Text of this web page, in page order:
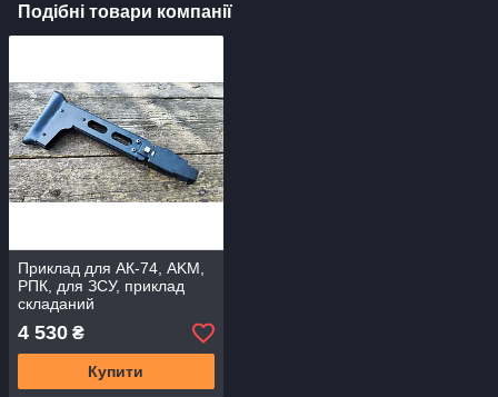
Подібні товари компанії
Приклад для АК-74, AKM,
РПК, для ЗСУ, приклад
складаний
4 530 ₴
Купити